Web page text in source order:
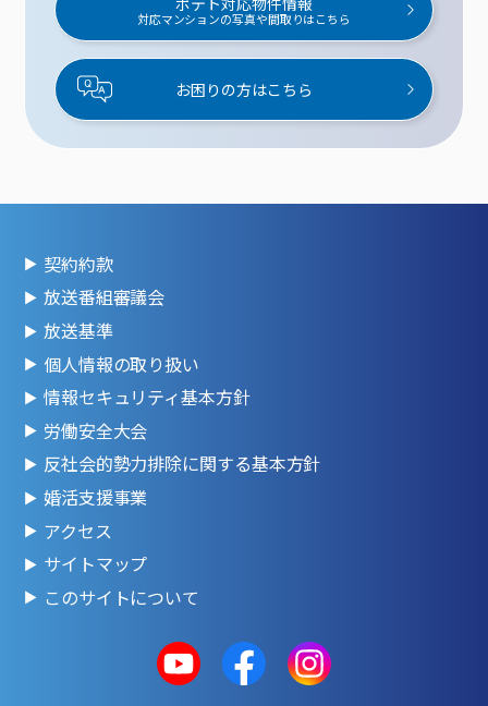
対応マンションの写真や間取りはこちら
お困りの方はこちら
契約約款
放送番組審議会
放送基準
個人情報の取り扱い
情報セキュリティ基本方針
労働安全大会
反社会的勢力排除に関する基本方針
婚活支援事業
アクセス
サイトマップ
このサイトについて